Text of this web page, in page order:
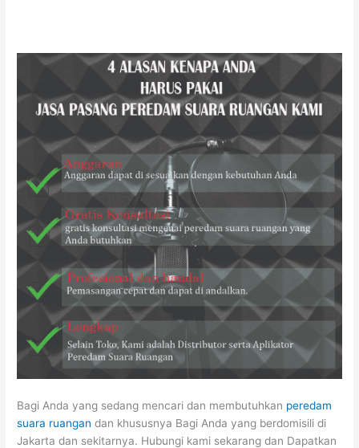
Bagi Anda yang sedang mencari dan membutuhkan peredam
suara ruangan dan khususnya Bagi Anda yang berdomisili di
Jakarta dan sekitarnya. Hubungi kami sekarang dan Dapatkan